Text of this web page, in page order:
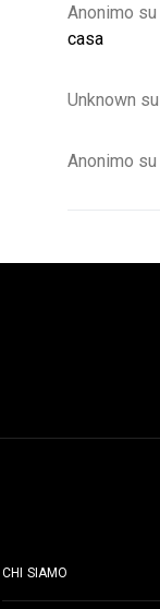
Anonimo su
casa
Unknown su
Anonimo su
CHI SIAMO